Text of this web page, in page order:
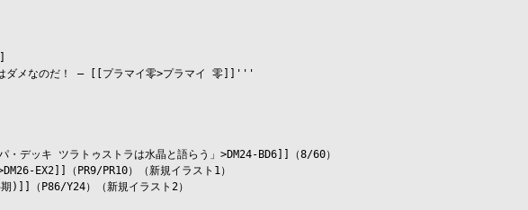
ダメなのだ！ — [[プラマイ零>プラマイ 零]]'''
デッキ ツラトゥストラは水晶と語らう」>DM24-BD6]]（8/60）
EX2]]（PR9/PR10）（新規イラスト1）
)]]（P86/Y24）（新規イラスト2）